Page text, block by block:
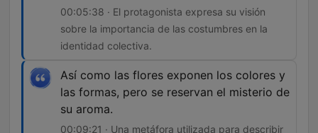
00:05:38 · El protagonista expresa su visión
sobre la importancia de las costumbres en la
identidad colectiva.
Así como las flores exponen los colores y
las formas, pero se reservan el misterio de
su aroma.
00:09:21 · Una metáfora utilizada para describir